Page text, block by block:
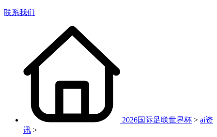
联系我们
2026国际足联世界杯 > ai资
讯 >